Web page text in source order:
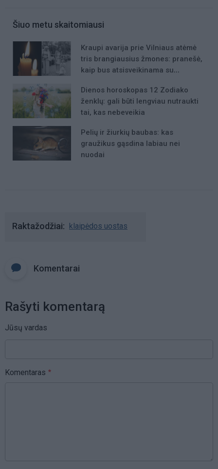
Šiuo metu skaitomiausi
Kraupi avarija prie Vilniaus atėmė
tris brangiausius žmones: pranešė,
kaip bus atsisveikinama su
Dienos horoskopas 12 Zodiako
ženklų: gali būti lengviau nutraukti
tai, kas nebeveikia
Pelių ir žiurkių baubas: kas
graužikus gąsdina labiau nei
nuodai
Raktažodžiai klaipėdos uostas
Komentarai
Rašyti komentarą
Jūsų vardas
Komentaras